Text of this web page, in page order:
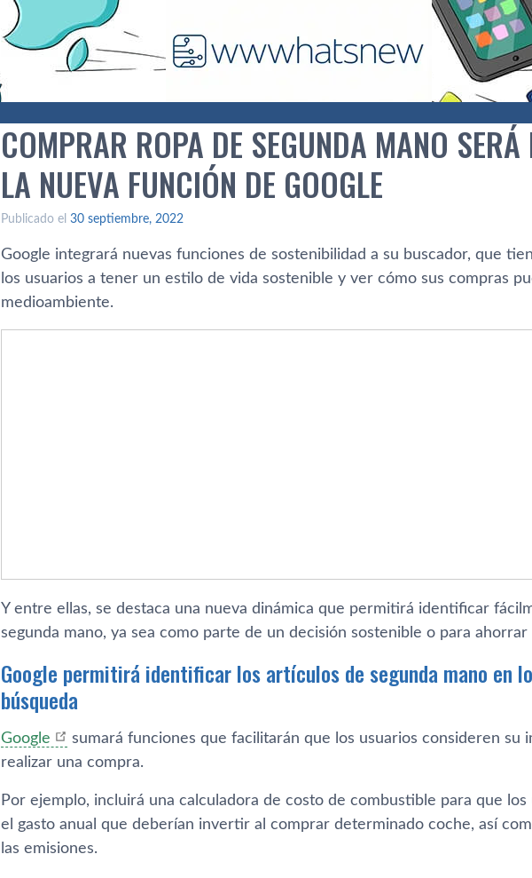
COMPRAR ROPA DE SEGUNDA MANO
LA NUEVA FUNCIÓN DE GOOGLE
Publicado el 30 septiembre, 2022
Google integrará nuevas funciones de sostenibilidad a su buscador, que
los usuarios a tener un estilo de vida sostenible y ver cómo sus compras
medioambiente.
Y entre ellas, se destaca una nueva dinámica que permitirá identificar
segunda mano, ya sea como parte de un decisión sostenible o para ahorrar
Google permitirá identificar los artículos de segunda mano en
búsqueda
Google
sumará funciones que facilitarán que los usuarios consideren su
realizar una compra.
Por ejemplo, incluirá una calculadora de costo de combustible para que
el gasto anual que deberían invertir al comprar determinado coche, así
las emisiones.